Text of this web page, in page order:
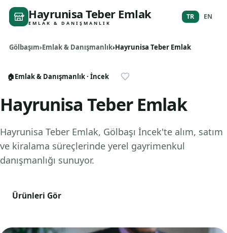
Hayrunisa Teber Emlak
EMLAK & DANIŞMANLIK
TR EN
Gölbaşım Emlak & Danışmanlık Hayrunisa Teber Emlak
🏠Emlak & Danışmanlık· İncek
Hayrunisa Teber Emlak
Hayrunisa Teber Emlak, Gölbaşı İncek'te alım, satım
ve kiralama süreçlerinde yerel gayrimenkul
danışmanlığı sunuyor.
Ürünleri Gör